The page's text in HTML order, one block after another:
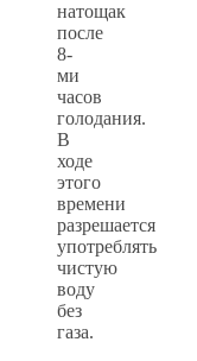
натощак
после
8-
ми
часов
голодания.
В
ходе
этого
времени
разрешается
употреблять
чистую
воду
без
газа.